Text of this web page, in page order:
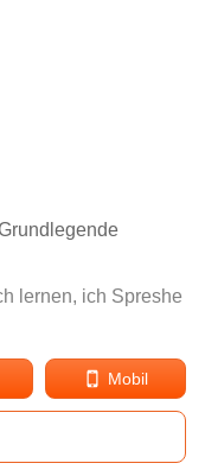
lernen, ich Spreshe
Mobil